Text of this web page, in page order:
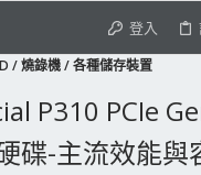
登入
/ 燒錄機 / 各種儲存裝置
P310 PCIe
碟-主流效能